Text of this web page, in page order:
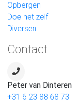
Opbergen
Doe het zelf
Diversen
Contact
Peter van Dinteren
+31 6 23 88 68 73